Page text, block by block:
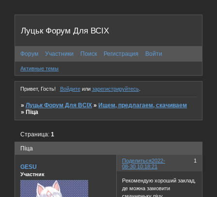
Луцьк Форум Для ВСІХ
Форум Участники Поиск Регистрация Войти
Активные темы
Привет, Гость! Войдитеили зарегистрируйтесь.
»Луцьк Форум Для ВСІХ »Ищем, предлагаем, скачиваем
»Піца
Піца
Страница:1
Поделиться 1
2022-
08-30 10:18:21
GESU
Участник
Рекомендую хороший заклад,
де можна замовити